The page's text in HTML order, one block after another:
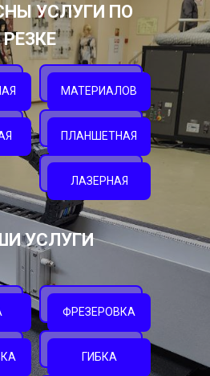
УСЛУГИ ПО
РЕЗКЕ
УСЛУГИ
ПЛАНШЕТНАЯ
МАТЕРИАЛОВ
ЛАЗЕРНАЯ
ГИБКА
ФРЕЗЕРОВКА